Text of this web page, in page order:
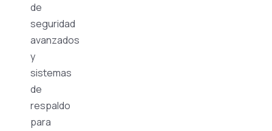
de
seguridad
avanzados
y
sistemas
de
respaldo
para